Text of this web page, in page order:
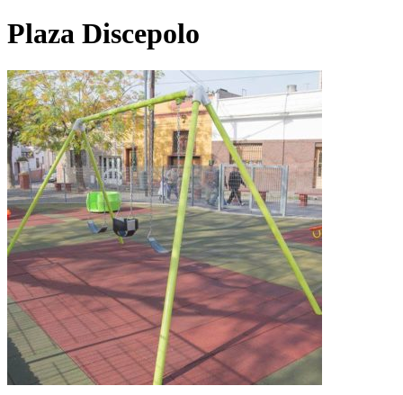
Plaza Discepolo